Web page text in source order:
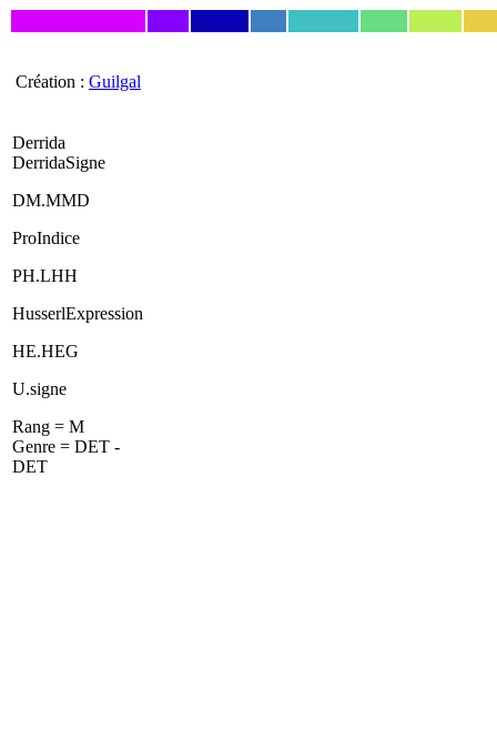
Création : Guilgal
Derrida
DerridaSigne
DM.MMD
ProIndice
PH.LHH
HusserlExpression
HE.HEG
U.signe
Rang = M
Genre = DET -
DET